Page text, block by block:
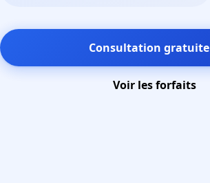
Consultation gratuite
Voir les forfaits